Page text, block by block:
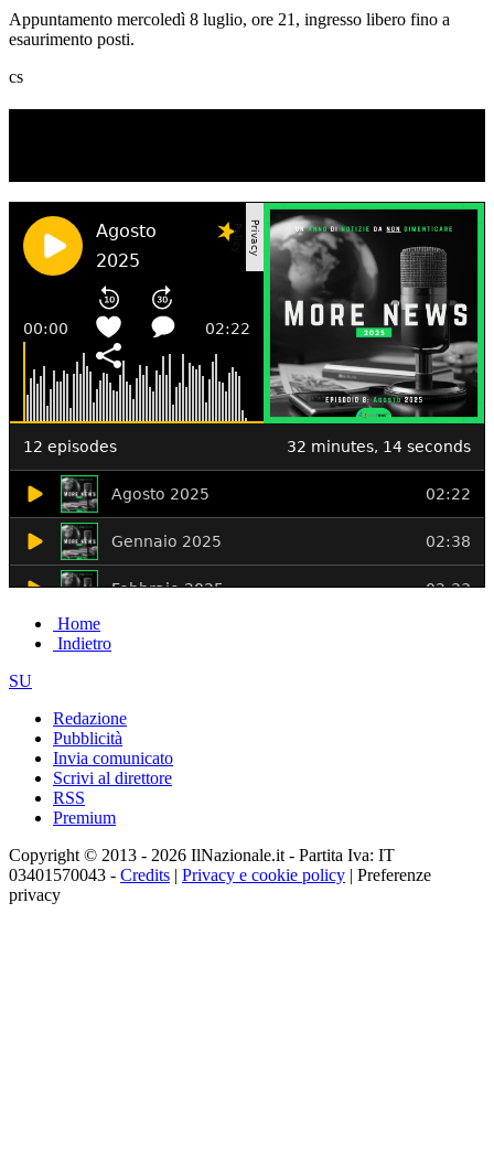
Appuntamento mercoledì 8 luglio, ore 21, ingresso libero fino a
esaurimento posti.
cs
Home
Indietro
SU
Redazione
Pubblicità
Invia comunicato
Scrivi al direttore
RSS
Premium
Copyright © 2013 - 2026 IlNazionale.it - Partita Iva: IT
03401570043 - Credits | Privacy e cookie policy | Preferenze
privacy